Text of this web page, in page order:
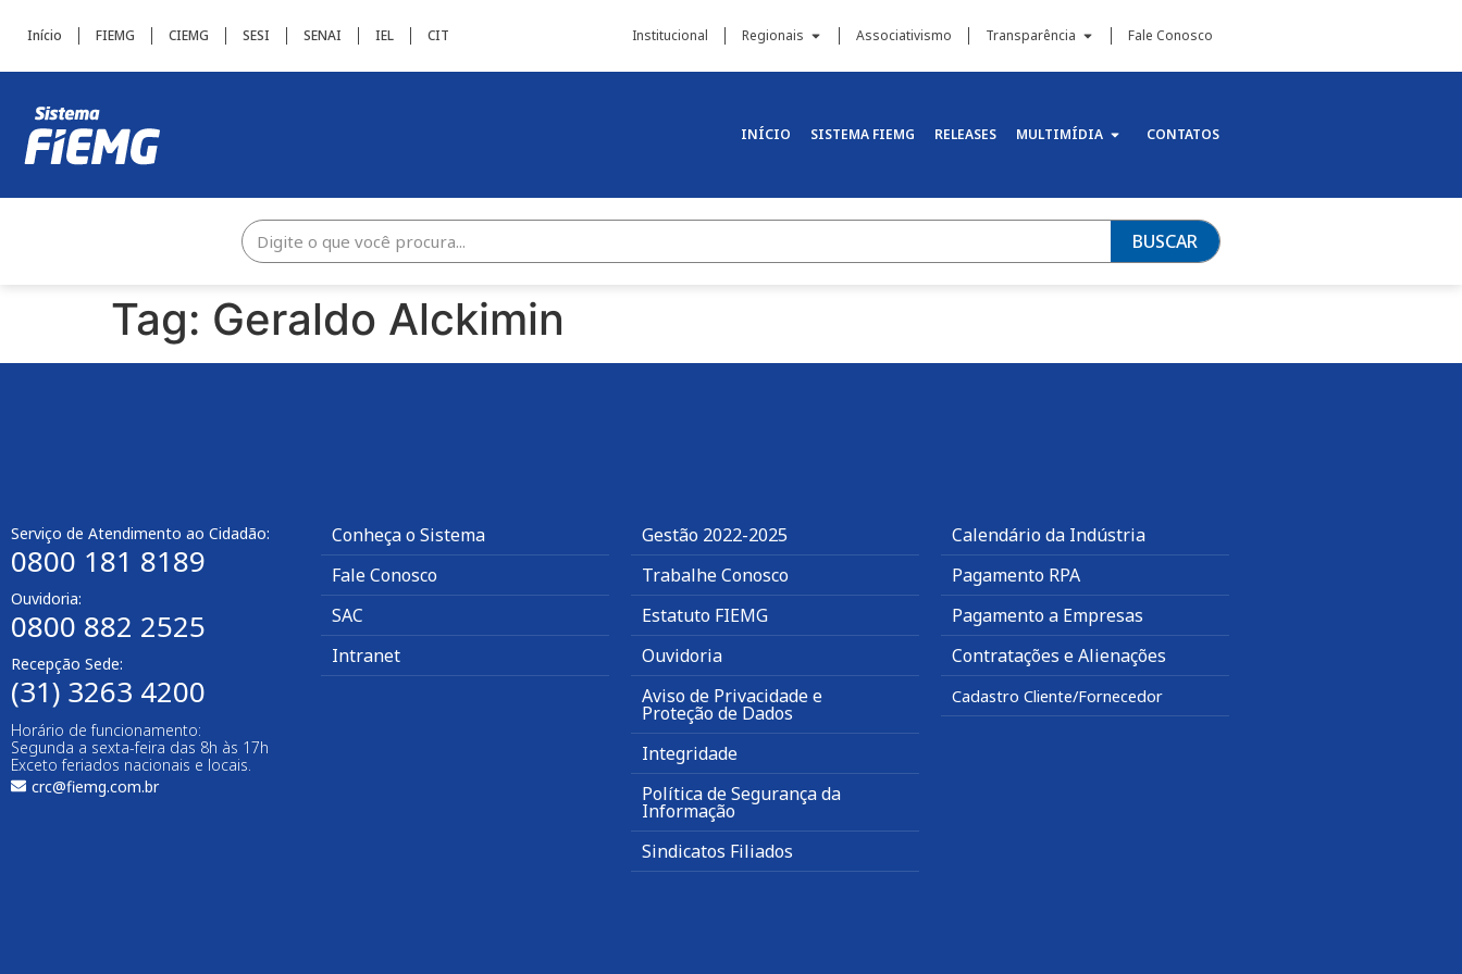
Início FIEMG CIEMG SESI SENAI IEL CIT Institucional Regionais Associativismo Transparência Fale Conosco
INÍCIO SISTEMA FIEMG RELEASES MULTIMÍDIA CONTATOS
BUSCAR
Tag: Geraldo Alckimin
Serviço de Atendimento ao Cidadão:
0800 181 8189
Ouvidoria:
0800 882 2525
Recepção Sede:
(31) 3263 4200
Horário de funcionamento:
Segunda a sexta-feira das 8h às 17h
Exceto feriados nacionais e locais.
crc@fiemg.com.br
Conheça o Sistema
Fale Conosco
SAC
Intranet
Gestão 2022-2025
Trabalhe Conosco
Estatuto FIEMG
Ouvidoria
Aviso de Privacidade e
Proteção de Dados
Integridade
Política de Segurança da
Informação
Sindicatos Filiados
Calendário da Indústria
Pagamento RPA
Pagamento a Empresas
Contratações e Alienações
Cadastro Cliente/Fornecedor